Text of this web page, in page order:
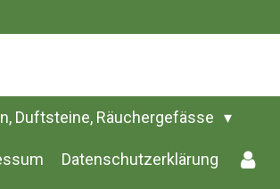
Duftsteine, Räuchergefässe
Datenschutzerklärung